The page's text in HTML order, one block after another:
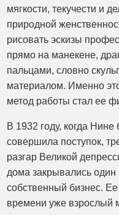
мягкости, текучести и
природной
рисовать эскизы
прямо на манекене,
пальцами, словно
материалом. Именно
метод работы стал ее
В 1932 году, когда
совершила поступок,
разгар Великой
дома закрывались один
собственный бизнес.
времени уже взрослый